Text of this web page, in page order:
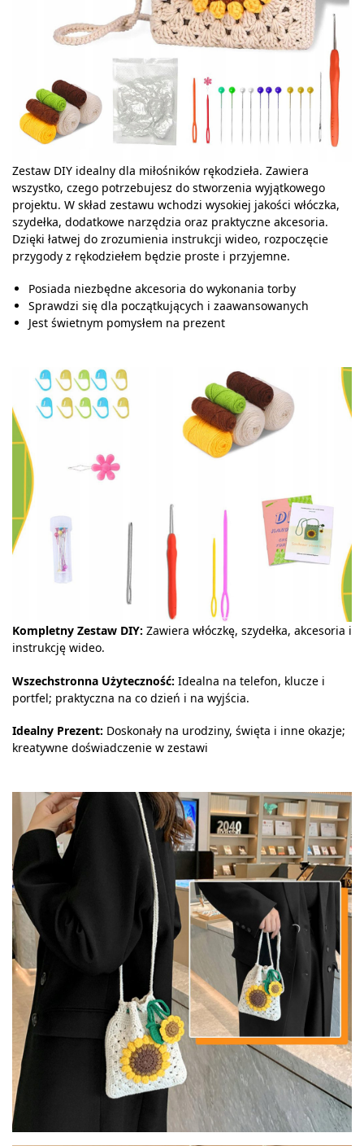
Zestaw DIY idealny dla miłośników rękodzieła. Zawiera
wszystko, czego potrzebujesz do stworzenia wyjątkowego
projektu. W skład zestawu wchodzi wysokiej jakości włóczka,
szydełka, dodatkowe narzędzia oraz praktyczne akcesoria.
Dzięki łatwej do zrozumienia instrukcji wideo, rozpoczęcie
przygody z rękodziełem będzie proste i przyjemne.
Posiada niezbędne akcesoria do wykonania torby
Sprawdzi się dla początkujących i zaawansowanych
Jest świetnym pomysłem na prezent
Kompletny Zestaw DIY: Zawiera włóczkę, szydełka, akcesoria i
instrukcję wideo.
Wszechstronna Użyteczność: Idealna na telefon, klucze i
portfel; praktyczna na co dzień i na wyjścia.
Idealny Prezent: Doskonały na urodziny, święta i inne okazje;
kreatywne doświadczenie w zestawi